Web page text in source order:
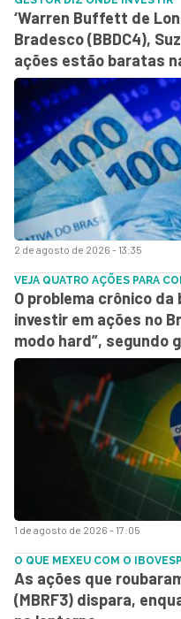
2 de agosto de 2026 - 13:35
‘Warren Buffett de
Bradesco (BBDC4),
ações estão baratas
1 de agosto de 2026 - 17:05
VEJA QUATRO AÇÕES PARA
O problema crônico
investir em ações no
modo hard”, segundo
O QUE MEXEU COM O
As ações que
(MBRF3) dispara,